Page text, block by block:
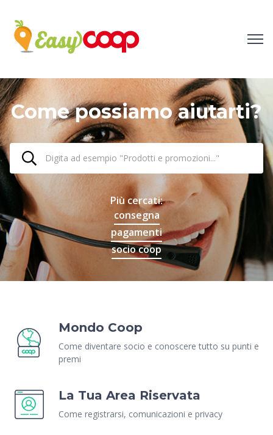
Come possiamo aiutarti?
Più cercati:
consegna
pagamenti
socio coop
Mondo Coop
Come diventare socio e conoscere tutto su punti e
premi
La Tua Area Riservata
Come registrarsi, comunicazioni e privacy